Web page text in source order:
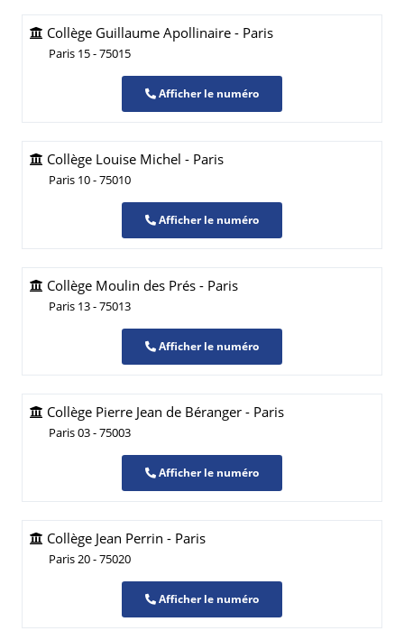
Collège Guillaume Apollinaire - Paris
Paris 15 - 75015
Afficher le numéro
Collège Louise Michel - Paris
Paris 10 - 75010
Afficher le numéro
Collège Moulin des Prés - Paris
Paris 13 - 75013
Afficher le numéro
Collège Pierre Jean de Béranger - Paris
Paris 03 - 75003
Afficher le numéro
Collège Jean Perrin - Paris
Paris 20 - 75020
Afficher le numéro